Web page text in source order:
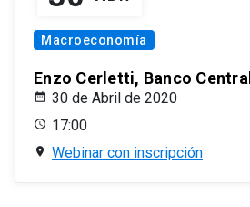
Macroeconomía
Enzo Cerletti, Banco
30 de Abril de 2020
17:00
Webinar con inscripción